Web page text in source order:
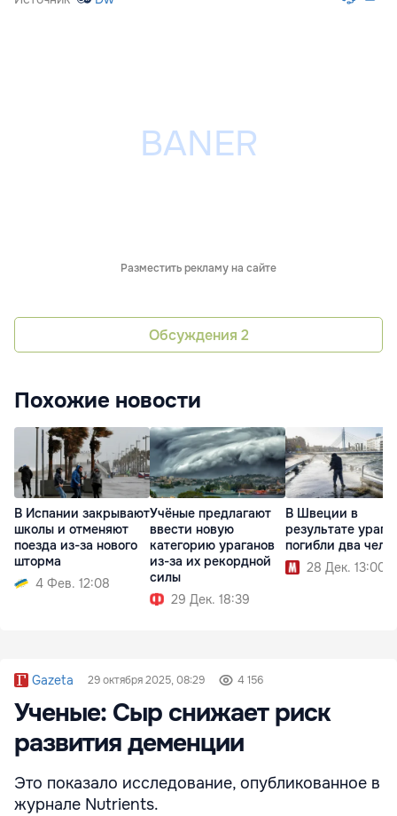
Разместить рекламу на сайте
Обсуждения 2
Похожие новости
В Испании закрывают
школы и отменяют
поезда из-за нового
шторма
4 Фев. 12:08
Учёные предлагают
ввести новую
категорию ураганов
из-за их рекордной
силы
29 Дек. 18:39
В Швеции в
результате
погибли два
28 Дек. 13:00
Gazeta 29 октября 2025, 08:29 4 156
Ученые: Сыр снижает риск
развития деменции
Это показало исследование, опубликованное в
журнале Nutrients.